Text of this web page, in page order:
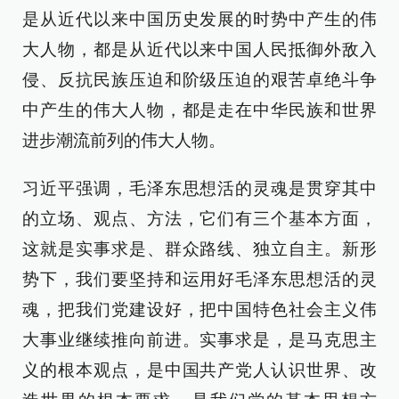
是从近代以来中国历史发展的时势中产生的伟
大人物，都是从近代以来中国人民抵御外敌入
侵、反抗民族压迫和阶级压迫的艰苦卓绝斗争
中产生的伟大人物，都是走在中华民族和世界
进步潮流前列的伟大人物。
习近平强调，毛泽东思想活的灵魂是贯穿其中
的立场、观点、方法，它们有三个基本方面，
这就是实事求是、群众路线、独立自主。新形
势下，我们要坚持和运用好毛泽东思想活的灵
魂，把我们党建设好，把中国特色社会主义伟
大事业继续推向前进。实事求是，是马克思主
义的根本观点，是中国共产党人认识世界、改